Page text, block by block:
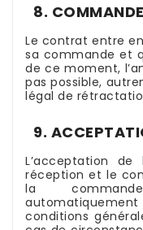
8. COMMANDE
Le contrat entre
sa commande et
de ce moment,
pas possible,
légal de
9.
L’acceptation
réception et le
la
conditions